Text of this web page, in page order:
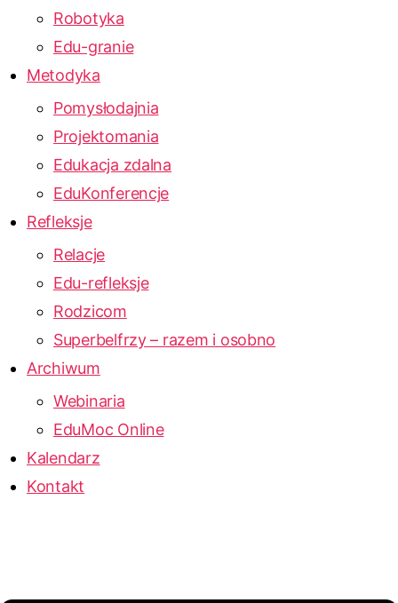
Robotyka
Edu-granie
Metodyka
Pomysłodajnia
Projektomania
Edukacja zdalna
EduKonferencje
Refleksje
Relacje
Edu-refleksje
Rodzicom
Superbelfrzy – razem i osobno
Archiwum
Webinaria
EduMoc Online
Kalendarz
Kontakt